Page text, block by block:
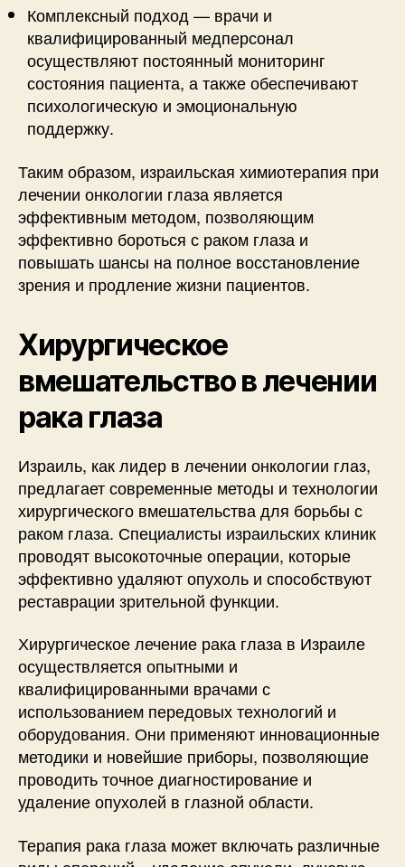
Комплексный подход — врачи и
квалифицированный медперсонал
осуществляют постоянный мониторинг
состояния пациента, а также обеспечивают
психологическую и эмоциональную
поддержку.
Таким образом, израильская химиотерапия при
лечении онкологии глаза является
эффективным методом, позволяющим
эффективно бороться с раком глаза и
повышать шансы на полное восстановление
зрения и продление жизни пациентов.
Хирургическое
вмешательство в лечении
рака глаза
Израиль, как лидер в лечении онкологии глаз,
предлагает современные методы и технологии
хирургического вмешательства для борьбы с
раком глаза. Специалисты израильских клиник
проводят высокоточные операции, которые
эффективно удаляют опухоль и способствуют
реставрации зрительной функции.
Хирургическое лечение рака глаза в Израиле
осуществляется опытными и
квалифицированными врачами с
использованием передовых технологий и
оборудования. Они применяют инновационные
методики и новейшие приборы, позволяющие
проводить точное диагностирование и
удаление опухолей в глазной области.
Терапия рака глаза может включать различные